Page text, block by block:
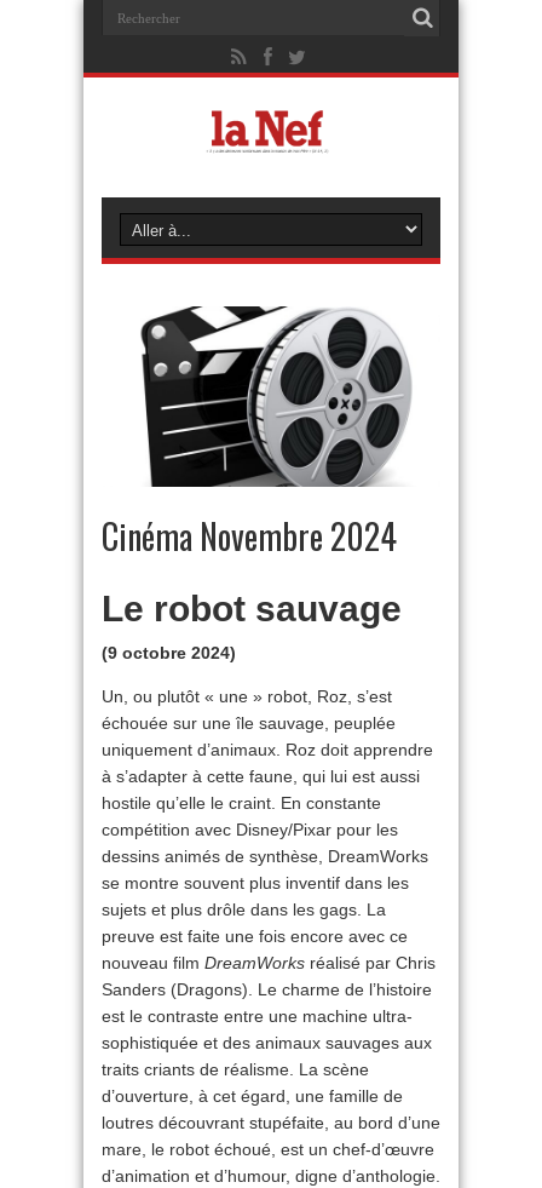
Cinéma Novembre 2024
Le robot sauvage
(9 octobre 2024)
Un, ou plutôt « une » robot, Roz, s’est
échouée sur une île sauvage, peuplée
uniquement d’animaux. Roz doit apprendre
à s’adapter à cette faune, qui lui est aussi
hostile qu’elle le craint. En constante
compétition avec Disney/Pixar pour les
dessins animés de synthèse, DreamWorks
se montre souvent plus inventif dans les
sujets et plus drôle dans les gags. La
preuve est faite une fois encore avec ce
nouveau film DreamWorks réalisé par Chris
Sanders (Dragons). Le charme de l’histoire
est le contraste entre une machine ultra-
sophistiquée et des animaux sauvages aux
traits criants de réalisme. La scène
d’ouverture, à cet égard, une famille de
loutres découvrant stupéfaite, au bord d’une
mare, le robot échoué, est un chef-d’œuvre
d’animation et d’humour, digne d’anthologie.